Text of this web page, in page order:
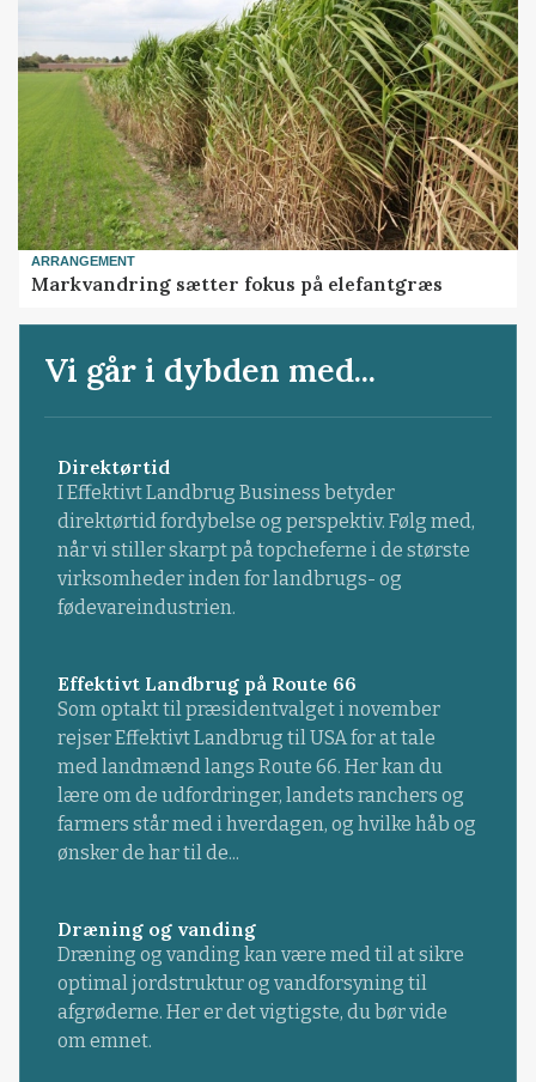
ARRANGEMENT
Markvandring sætter fokus på elefantgræs
Vi går i dybden med...
Direktørtid
I Effektivt Landbrug Business betyder
direktørtid fordybelse og perspektiv. Følg med,
når vi stiller skarpt på topcheferne i de største
virksomheder inden for landbrugs- og
fødevareindustrien.
Effektivt Landbrug på Route 66
Som optakt til præsidentvalget i november
rejser Effektivt Landbrug til USA for at tale
med landmænd langs Route 66. Her kan du
lære om de udfordringer, landets ranchers og
farmers står med i hverdagen, og hvilke håb og
ønsker de har til de...
Dræning og vanding
Dræning og vanding kan være med til at sikre
optimal jordstruktur og vandforsyning til
afgrøderne. Her er det vigtigste, du bør vide
om emnet.